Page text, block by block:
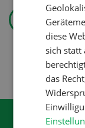
Erst
diese
sich statt
das